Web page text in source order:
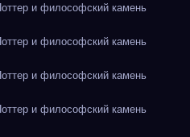
и философский камень
и философский камень
и философский камень
и философский камень